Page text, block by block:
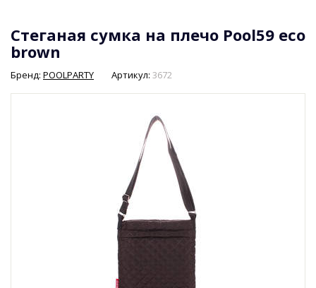
Стеганая сумка на плечо Pool59 eco
brown
Бренд: POOLPARTY Артикул: 3672